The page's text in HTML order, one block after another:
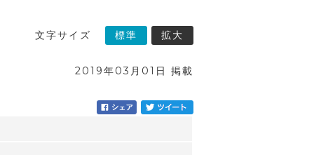
2019年03月01日 掲載
文字サイズ 標準 拡大